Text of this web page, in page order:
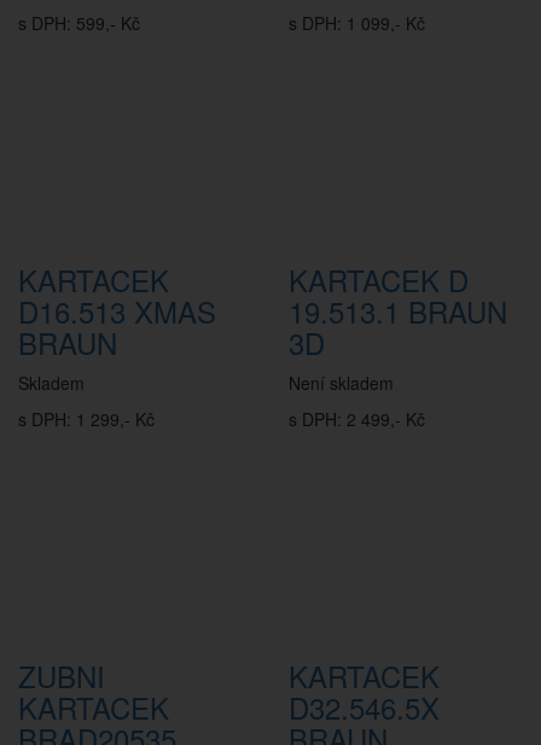
s DPH: 599,- Kč
s DPH: 1 099,- Kč
KARTACEK
D16.513 XMAS
BRAUN
Skladem
s DPH: 1 299,- Kč
KARTACEK D
19.513.1 BRAUN
3D
Není skladem
s DPH: 2 499,- Kč
ZUBNI
KARTACEK
KARTACEK
D32.546.5X